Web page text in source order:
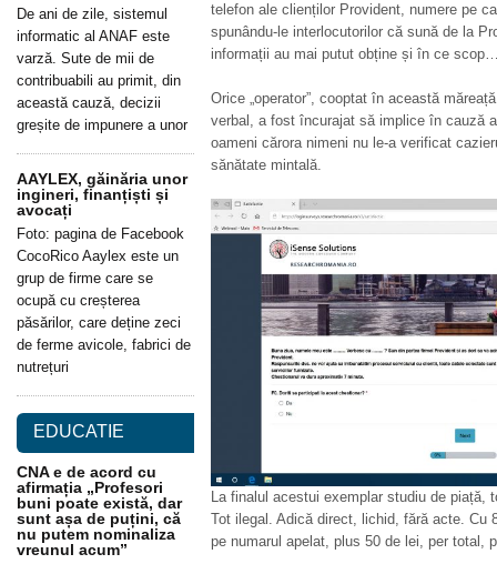
telefon ale clienților Provident, numere pe
spunându-le interlocutorilor că sună de la
informații au mai putut obține și în ce
Orice „operator”, cooptat în această
verbal, a fost încurajat să implice în cauză
oameni cărora nimeni nu le-a verificat
sănătate mintală.
La finalul acestui exemplar studiu de piață,
Tot ilegal. Adică direct, lichid, fără acte. Cu
pe numarul apelat, plus 50 de lei, per total,
De ani de zile, sistemul
informatic al ANAF este
varză. Sute de mii de
contribuabili au primit, din
această cauză, decizii
greșite de impunere a unor
AAYLEX, găinăria unor
ingineri, finanțiști și
avocați
Foto: pagina de Facebook
CocoRico Aaylex este un
grup de firme care se
ocupă cu creșterea
păsărilor, care deține zeci
de ferme avicole, fabrici de
nutrețuri
EDUCATIE
CNA e de acord cu
afirmația „Profesori
buni poate există, dar
sunt așa de puțini, că
nu putem nominaliza
vreunul acum”